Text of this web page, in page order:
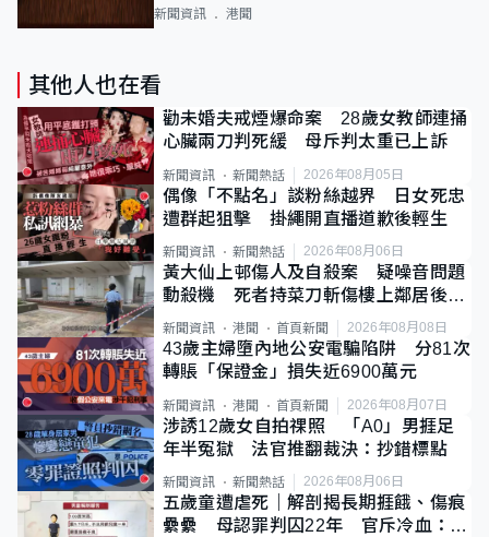
新聞資訊 港聞
其他人也在看
勸未婚夫戒煙爆命案 28歲女教師連捅
心臟兩刀判死緩 母斥判太重已上訴
新聞資訊 新聞熱話 2026年08月05日
偶像「不點名」談粉絲越界 日女死忠
遭群起狙擊 掛繩開直播道歉後輕生
新聞資訊 新聞熱話 2026年08月06日
黃大仙上邨傷人及自殺案 疑噪音問題
動殺機 死者持菜刀斬傷樓上鄰居後墮
斃
新聞資訊 港聞 首頁新聞 2026年08月08日
43歲主婦墮內地公安電騙陷阱 分81次
轉賬「保證金」損失近6900萬元
新聞資訊 港聞 首頁新聞 2026年08月07日
涉誘12歲女自拍祼照 「A0」男捱足
年半冤獄 法官推翻裁決：抄錯標點
新聞資訊 新聞熱話 2026年08月06日
五歲童遭虐死｜解剖揭長期捱餓、傷痕
纍纍 母認罪判囚22年 官斥冷血：同